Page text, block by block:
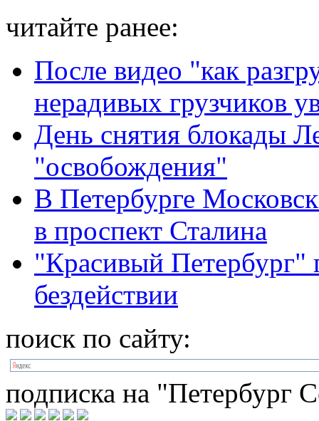
читайте ранее:
После видео "как
нерадивых грузчиков
День снятия блокады
"освобождения"
В Петербурге
в проспект Сталина
"Красивый Петербург"
бездействии
поиск по сайту:
подписка на "Петербург